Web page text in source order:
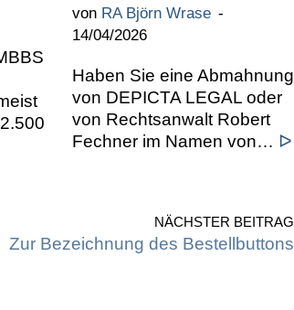
von RA Björn Wrase
14/04/2026
Haben Sie eine Abmahnung
von DEPICTA LEGAL oder
von Rechtsanwalt Robert
Fechner im Namen von… ᐅ
NÄCHSTER BEITRAG
Zur Bezeichnung des Bestellbuttons